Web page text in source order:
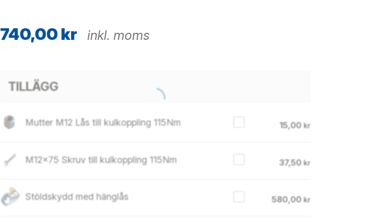
740,00 kr inkl. moms
TILLÄGG
Mutter M12 Lås till kulkoppling 115Nm 15,00 kr
M12x75 Skruv till kulkoppling 115Nm 37,50 kr
Stöldskydd med hänglås 580,00 kr